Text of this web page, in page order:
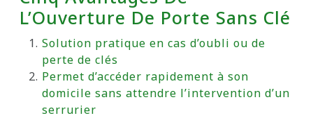
L’Ouverture De Porte Sans Clé
Solution pratique en cas d’oubli ou de
perte de clés
Permet d’accéder rapidement à son
domicile sans attendre l’intervention d’un
serrurier